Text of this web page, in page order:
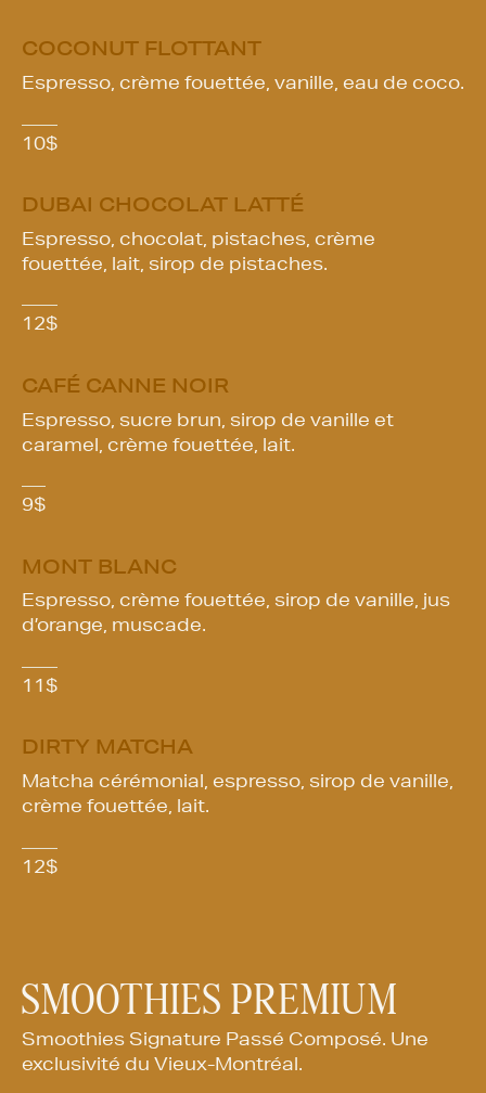
COCONUT FLOTTANT
Espresso, crème fouettée, vanille, eau de coco.
10$
DUBAI CHOCOLAT LATTÉ
Espresso, chocolat, pistaches, crème
fouettée, lait, sirop de pistaches.
12$
CAFÉ CANNE NOIR
Espresso, sucre brun, sirop de vanille et
caramel, crème fouettée, lait.
9$
MONT BLANC
Espresso, crème fouettée, sirop de vanille, jus
d’orange, muscade.
11 $
DIRTY MATCHA
Matcha cérémonial, espresso, sirop de vanille,
crème fouettée, lait.
12$
SMOOTHIES PREMIUM
Smoothies Signature Passé Composé. Une
exclusivité du Vieux-Montréal.